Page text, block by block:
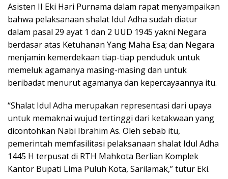
Asisten II Eki Hari Purnama dalam rapat menyampaikan
bahwa pelaksanaan shalat Idul Adha sudah diatur
dalam pasal 29 ayat 1 dan 2 UUD 1945 yakni Negara
berdasar atas Ketuhanan Yang Maha Esa; dan Negara
menjamin kemerdekaan tiap-tiap penduduk untuk
memeluk agamanya masing-masing dan untuk
beribadat menurut agamanya dan kepercayaannya itu.
“Shalat Idul Adha merupakan representasi dari upaya
untuk memaknai wujud tertinggi dari ketakwaan yang
dicontohkan Nabi Ibrahim As. Oleh sebab itu,
pemerintah memfasilitasi pelaksanaan shalat Idul Adha
1445 H terpusat di RTH Mahkota Berlian Komplek
Kantor Bupati Lima Puluh Kota, Sarilamak,” tutur Eki.